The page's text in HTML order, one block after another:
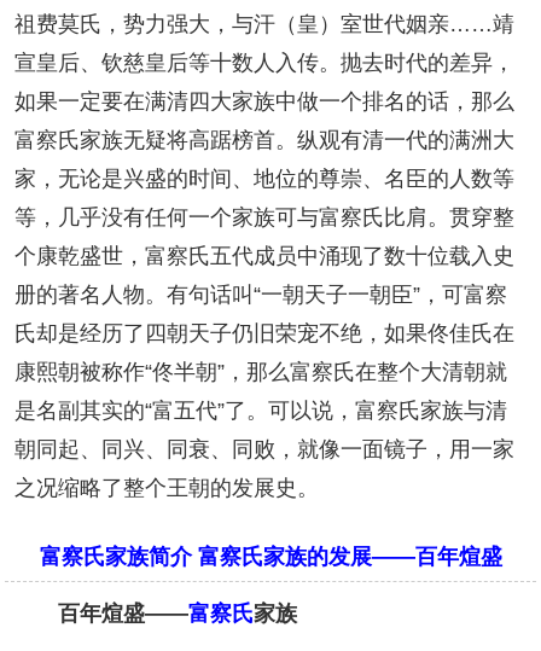
祖费莫氏，势力强大，与汗（皇）室世代姻亲……靖
宣皇后、钦慈皇后等十数人入传。抛去时代的差异，
如果一定要在满清四大家族中做一个排名的话，那么
富察氏家族无疑将高踞榜首。纵观有清一代的满洲大
家，无论是兴盛的时间、地位的尊崇、名臣的人数等
等，几乎没有任何一个家族可与富察氏比肩。贯穿整
个康乾盛世，富察氏五代成员中涌现了数十位载入史
册的著名人物。有句话叫“一朝天子一朝臣”，可富察
氏却是经历了四朝天子仍旧荣宠不绝，如果佟佳氏在
康熙朝被称作“佟半朝”，那么富察氏在整个大清朝就
是名副其实的“富五代”了。可以说，富察氏家族与清
朝同起、同兴、同衰、同败，就像一面镜子，用一家
之况缩略了整个王朝的发展史。
富察氏家族简介 富察氏家族的发展——百年煊盛
百年煊盛——富察氏家族